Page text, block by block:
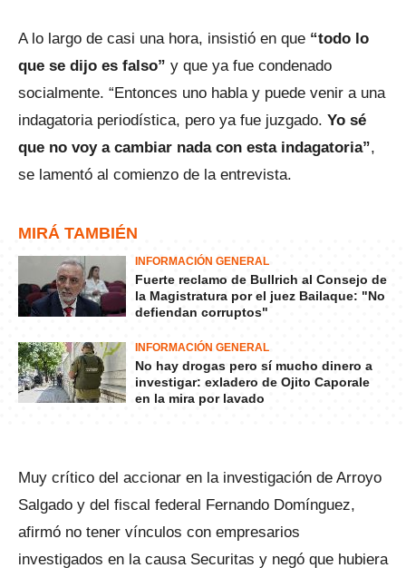
A lo largo de casi una hora, insistió en que “todo lo
que se dijo es falso” y que ya fue condenado
socialmente. “Entonces uno habla y puede venir a una
indagatoria periodística, pero ya fue juzgado. Yo sé
que no voy a cambiar nada con esta indagatoria”,
se lamentó al comienzo de la entrevista.
MIRÁ TAMBIÉN
INFORMACIÓN GENERAL
Fuerte reclamo de Bullrich al Consejo de
la Magistratura por el juez Bailaque: "No
defiendan corruptos"
INFORMACIÓN GENERAL
No hay drogas pero sí mucho dinero a
investigar: exladero de Ojito Caporale
en la mira por lavado
Muy crítico del accionar en la investigación de Arroyo
Salgado y del fiscal federal Fernando Domínguez,
afirmó no tener vínculos con empresarios
investigados en la causa Securitas y negó que hubiera